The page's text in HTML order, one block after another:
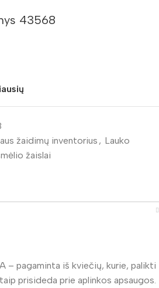
43568
žaidimų inventorius , Lauko
žaislai
– pagaminta iš kviečių, kurie, palikti
prisideda prie aplinkos apsaugos.